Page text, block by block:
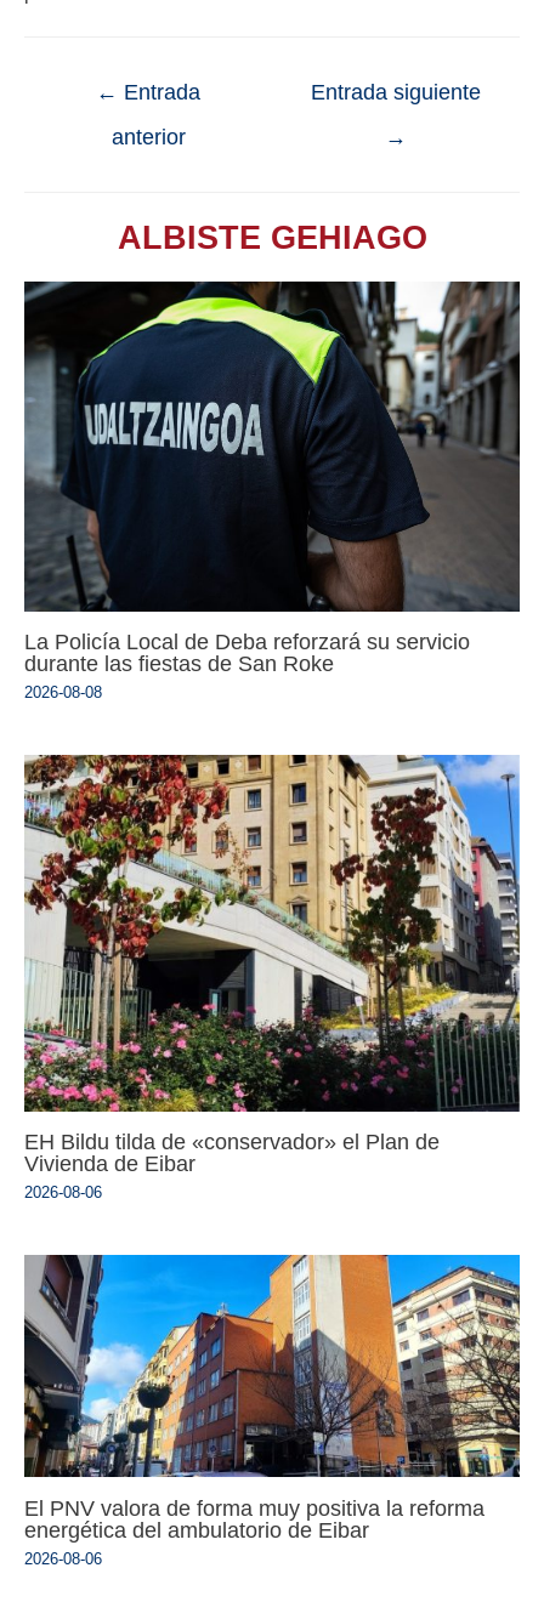
← Entrada
anterior
Entrada siguiente
→
ALBISTE GEHIAGO
La Policía Local de Deba reforzará su servicio
durante las fiestas de San Roke
2026-08-08
EH Bildu tilda de «conservador» el Plan de
Vivienda de Eibar
2026-08-06
El PNV valora de forma muy positiva la reforma
energética del ambulatorio de Eibar
2026-08-06